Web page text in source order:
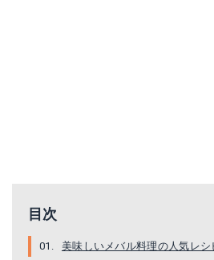
目次
美味しいメバル料理の人気レシ